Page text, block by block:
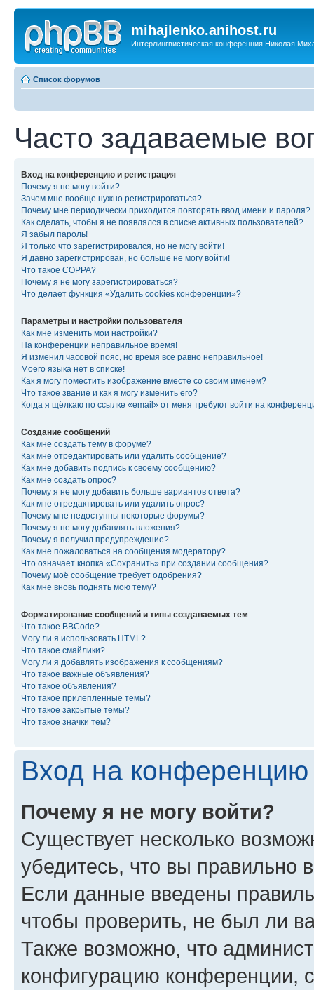
mihajlenko.anihost.ru
Интерлингвистическая конференция Николая
Список форумов
Часто задаваемые
Вход на конференцию и регистрация
Почему я не могу войти?
Зачем мне вообще нужно регистрироваться?
Почему мне периодически приходится повторять ввод имени и пароля?
Как сделать, чтобы я не появлялся в списке активных пользователей?
Я забыл пароль!
Я только что зарегистрировался, но не могу войти!
Я давно зарегистрирован, но больше не могу войти!
Что такое COPPA?
Почему я не могу зарегистрироваться?
Что делает функция «Удалить cookies конференции»?
Параметры и настройки пользователя
Как мне изменить мои настройки?
На конференции неправильное время!
Я изменил часовой пояс, но время все равно неправильное!
Моего языка нет в списке!
Как я могу поместить изображение вместе со своим именем?
Что такое звание и как я могу изменить его?
Когда я щёлкаю по ссылке «email» от меня требуют войти на
Создание сообщений
Как мне создать тему в форуме?
Как мне отредактировать или удалить сообщение?
Как мне добавить подпись к своему сообщению?
Как мне создать опрос?
Почему я не могу добавить больше вариантов ответа?
Как мне отредактировать или удалить опрос?
Почему мне недоступны некоторые форумы?
Почему я не могу добавлять вложения?
Почему я получил предупреждение?
Как мне пожаловаться на сообщения модератору?
Что означает кнопка «Сохранить» при создании сообщения?
Почему моё сообщение требует одобрения?
Как мне вновь поднять мою тему?
Форматирование сообщений и типы создаваемых тем
Что такое BBCode?
Могу ли я использовать HTML?
Что такое смайлики?
Могу ли я добавлять изображения к сообщениям?
Что такое важные объявления?
Что такое объявления?
Что такое прилепленные темы?
Что такое закрытые темы?
Что такое значки тем?
Вход на конференцию
Почему я не могу войти?
Существует несколько
убедитесь, что вы правильно
Если данные введены
чтобы проверить, не был ли
Также возможно, что
конфигурацию конференции,